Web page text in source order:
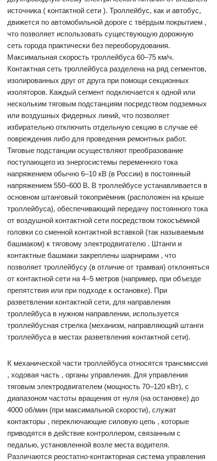
источника ( контактной сети ). Троллейбус, как и автобус,
движется по автомобильной дороге с твёрдым покрытием ,
что позволяет использовать существующую дорожную
сеть города практически без переоборудования.
Максимальная скорость троллейбуса 60–75 км/ч.
Контактная сеть троллейбуса разделена на ряд сегментов,
изолированных друг от друга при помощи секционных
изоляторов. Каждый сегмент подключается к одной или
нескольким тяговым подстанциям посредством подземных
или воздушных фидерных линий, что позволяет
избирательно отключить отдельную секцию в случае её
повреждения либо для проведения ремонтных работ.
Тяговые подстанции осуществляют преобразование
поступающего из энергосистемы переменного тока
напряжением обычно 6–10 кВ (в России) в постоянный
напряжением 550–600 В. В троллейбусе устанавливается в
основном штанговый токоприёмник (расположен на крыше
троллейбуса), обеспечивающий передачу постоянного тока
от воздушной контактной сети посредством токосъёмной
головки со сменной контактной вставкой (так называемым
башмаком) к тяговому электродвигателю . Штанги и
контактные башмаки закреплены шарнирами , что
позволяет троллейбусу (в отличие от трамвая) отклоняться
от контактной сети на 4–5 метров (например, при объезде
препятствия или при подходе к остановке). При
разветвлении контактной сети, для направления
троллейбуса в нужном направлении, используется
троллейбусная стрелка (механизм, направляющий штанги
троллейбуса в местах разветвления контактной сети).
К механической части троллейбуса относятся трансмиссия
, ходовая часть , органы управления. Для управления
тяговым электродвигателем (мощность 70–120 кВт), с
диапазоном частоты вращения от нуля (на остановке) до
4000 об/мин (при максимальной скорости), служат
контакторы , переключающие силовую цепь , которые
приводятся в действие контроллером, связанным с
педалью, установленной возле места водителя.
Различаются реостатно-контакторная система управления